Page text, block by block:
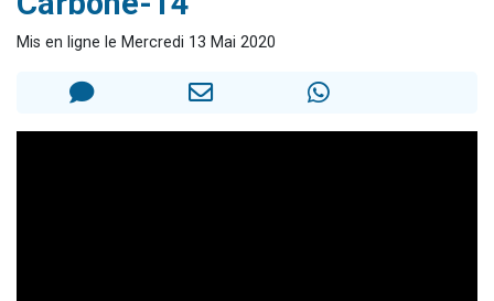
Eva vient de donner son Maasser
Mis en ligne le Mercredi 13 Mai 2020